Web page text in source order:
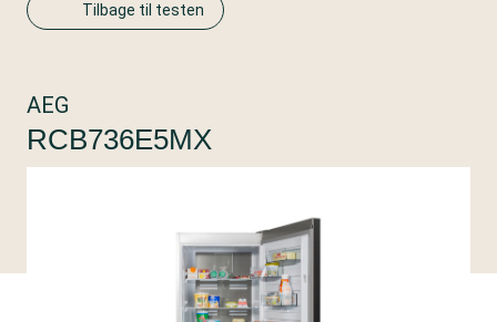
Tilbage til testen
AEG
RCB736E5MX